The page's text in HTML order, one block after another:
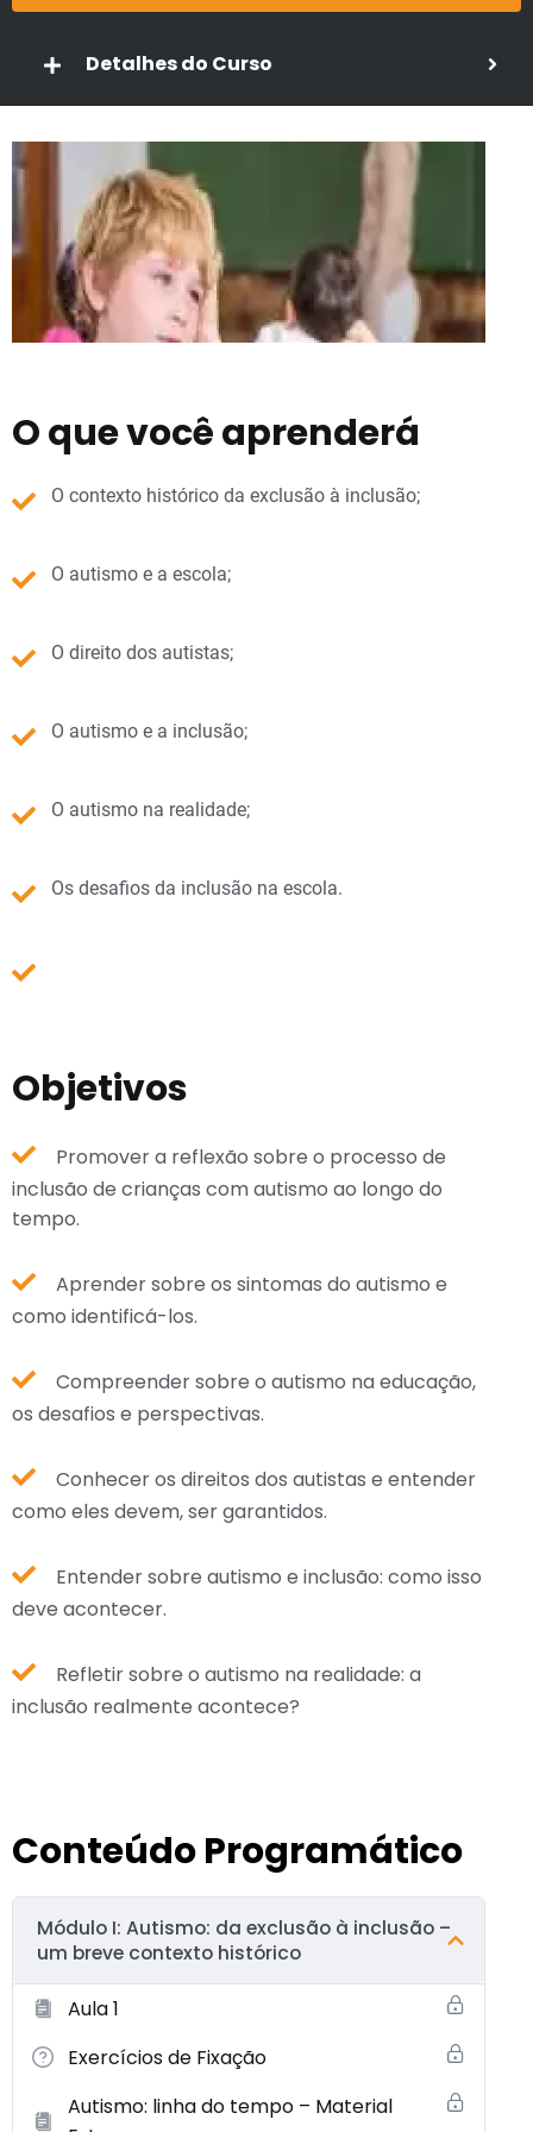
Detalhes do Curso
O que você aprenderá
O contexto histórico da exclusão à inclusão;
O autismo e a escola;
O direito dos autistas;
O autismo e a inclusão;
O autismo na realidade;
Os desafios da inclusão na escola.
Objetivos
Promover a reflexão sobre o processo de
inclusão de crianças com autismo ao longo do
tempo.
Aprender sobre os sintomas do autismo e
como identificá-los.
Compreender sobre o autismo na educação,
os desafios e perspectivas.
Conhecer os direitos dos autistas e entender
como eles devem, ser garantidos.
Entender sobre autismo e inclusão: como isso
deve acontecer.
Refletir sobre o autismo na realidade: a
inclusão realmente acontece?
Conteúdo Programático
Módulo I: Autismo: da exclusão à inclusão –
um breve contexto histórico
Aula 1
Exercícios de Fixação
Autismo: linha do tempo – Material